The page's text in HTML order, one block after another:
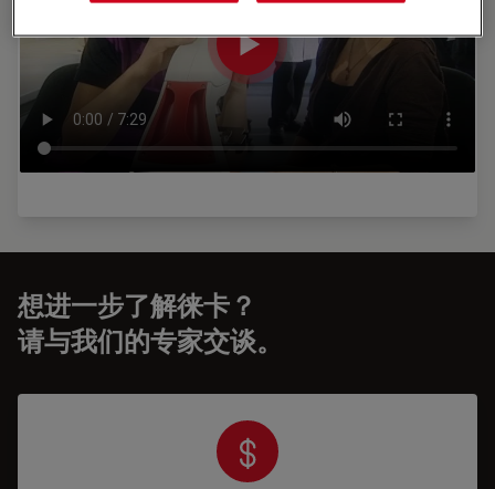
想进一步了解徕卡？
请与我们的专家交谈。